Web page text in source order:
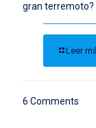
gran terremoto?
Leer
6 Comments